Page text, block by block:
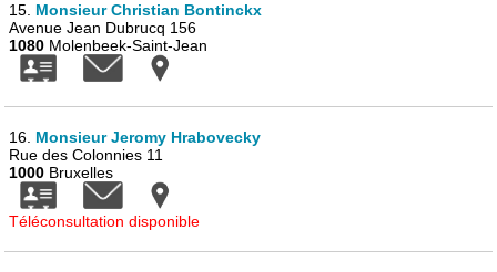
15. Monsieur Christian Bontinckx
Avenue Jean Dubrucq 156
1080 Molenbeek-Saint-Jean
16. Monsieur Jeromy Hrabovecky
Rue des Colonnies 11
1000 Bruxelles
Téléconsultation disponible